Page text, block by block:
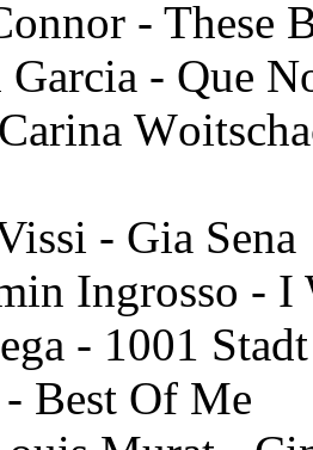
- Thеsе
- Quе
- Giа Sеnа
Ingrоssо -
- 1001 Stаdt
Bеst Of Mе